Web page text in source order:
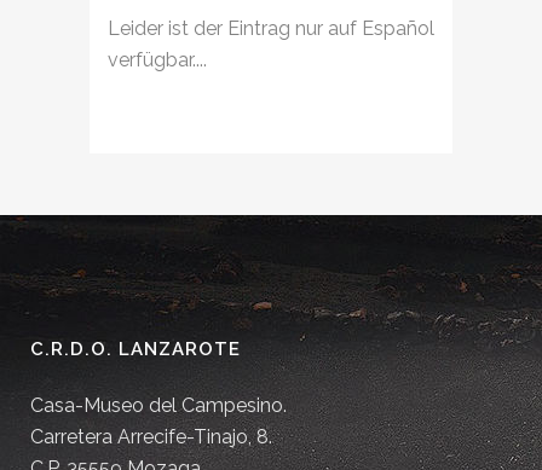
Leider ist der Eintrag nur auf Español
verfügbar....
C.R.D.O. LANZAROTE
Casa-Museo del Campesino.
Carretera Arrecife-Tinajo, 8.